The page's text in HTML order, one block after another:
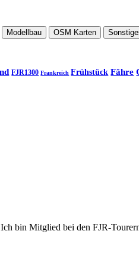
Modellbau OSM Karten
FJR1300 Frankreich Frühstück Fähre
Ich bin Mitglied bei den FJR-